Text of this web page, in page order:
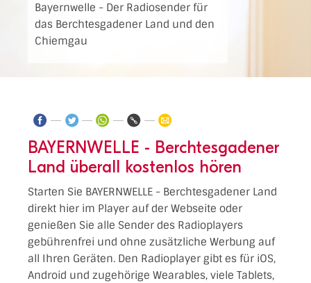
Bayernwelle - Der Radiosender für
das Berchtesgadener Land und den
Chiemgau
BAYERNWELLE - Berchtesgadener
Land überall kostenlos hören
Starten Sie BAYERNWELLE - Berchtesgadener Land
direkt hier im Player auf der Webseite oder
genießen Sie alle Sender des Radioplayers
gebührenfrei und ohne zusätzliche Werbung auf
all Ihren Geräten. Den Radioplayer gibt es für iOS,
Android und zugehörige Wearables, viele Tablets,